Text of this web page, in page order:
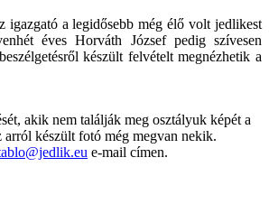
igazgató a legidősebb még élő volt jedlikest
éves Horváth József pedig szívesen
készült felvételt megnézhetik a
akik nem találják meg osztályuk képét a
arról készült fotó még megvan nekik.
e-mail címen.